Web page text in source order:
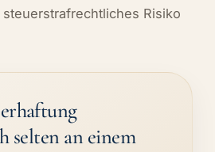
Risiko
selten an einem